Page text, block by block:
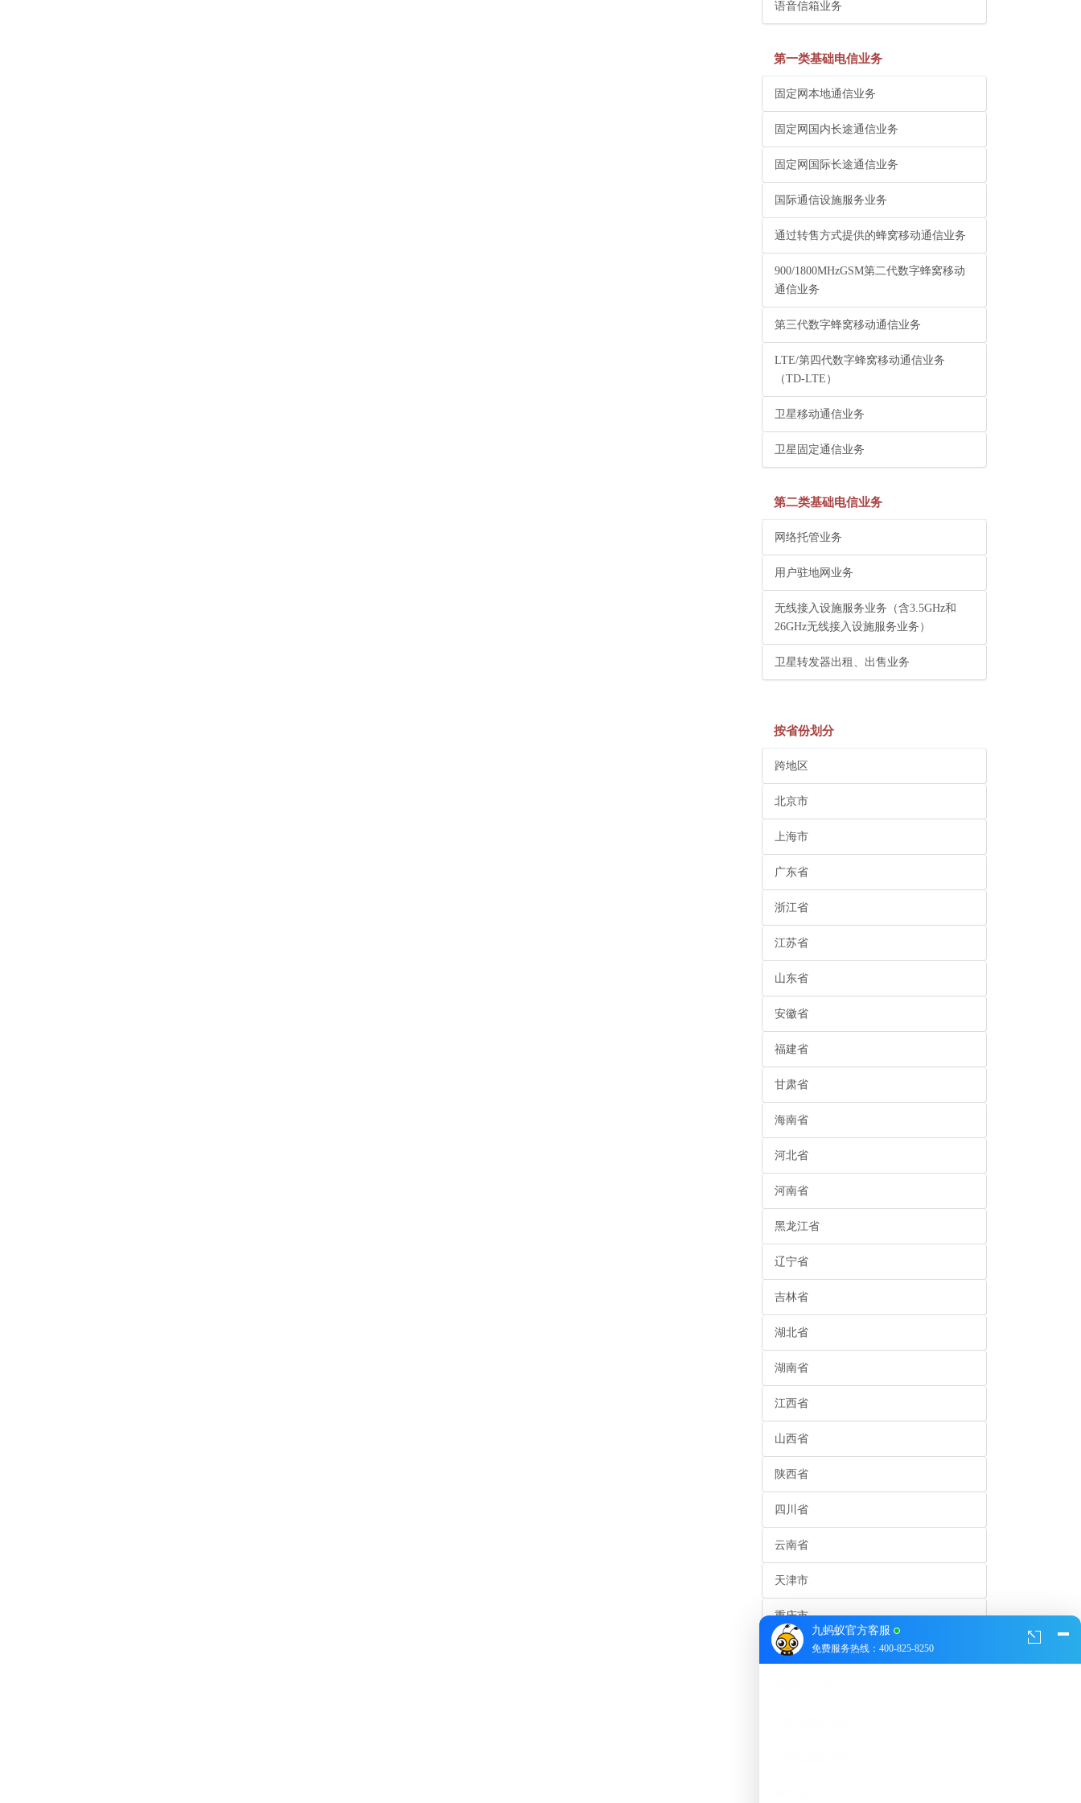
语音信箱业务
第一类基础电信业务
固定网本地通信业务
固定网国内长途通信业务
固定网国际长途通信业务
国际通信设施服务业务
通过转售方式提供的蜂窝移动通信业务
900/1800MHzGSM第二代数字蜂窝移动
通信业务
第三代数字蜂窝移动通信业务
LTE/第四代数字蜂窝移动通信业务
（TD-LTE）
卫星移动通信业务
卫星固定通信业务
第二类基础电信业务
网络托管业务
用户驻地网业务
无线接入设施服务业务（含3.5GHz和
26GHz无线接入设施服务业务）
卫星转发器出租、出售业务
按省份划分
跨地区
北京市
上海市
广东省
浙江省
江苏省
山东省
安徽省
福建省
甘肃省
海南省
河北省
河南省
黑龙江省
辽宁省
吉林省
湖北省
湖南省
江西省
山西省
陕西省
四川省
云南省
天津市
重庆市
贵州省
九蚂蚁官方客服
免费服务热线：400-825-8250